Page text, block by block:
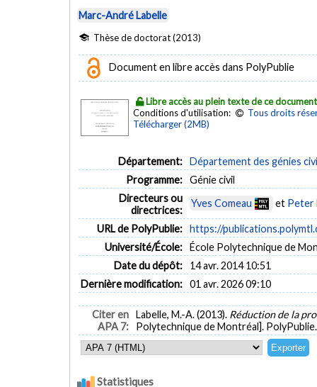
Marc-André Labelle
Thèse de doctorat (2013)
Document en libre accès dans PolyPublie
Libre accès au plein texte de ce document
Conditions d'utilisation:
Tous droits
Télécharger (2MB)
Département: Département des génies
Programme: Génie civil
Directeurs ou
directrices:
Yves Comeau et Peter
URL de PolyPublie: https://
Université/École: École Polytechnique de
Date du dépôt:
14 avr. 2014 10:51
Dernière modification: 01 avr. 2026 09:10
Citer en
APA 7:
Labelle, M.-A. (2013). Réduction de la
Polytechnique de Montréal].
Statistiques